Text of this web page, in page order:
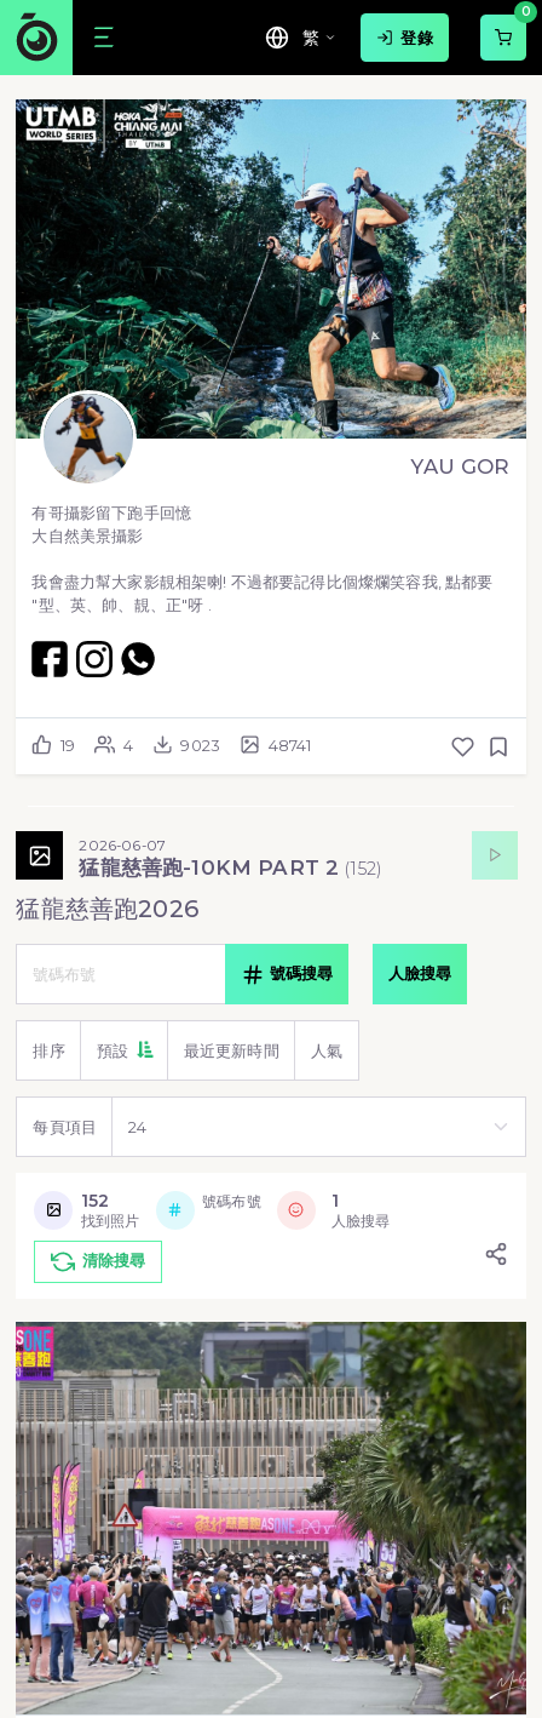
繁 登錄
0
YAU GOR
有哥攝影留下跑手回憶
大自然美景攝影
我會盡力幫大家影靚相架喇! 不過都要記得比個燦爛笑容我, 點都要
"型、英、帥、靚、正"呀 .
19 4 9023 48741
2026-06-07
猛龍慈善跑-10KM PART 2 (152)
猛龍慈善跑2026
號碼搜尋 人臉搜尋
排序 預設 最近更新時間 人氣
每頁項目
152
找到照片
號碼布號 1
人臉搜尋
清除搜尋